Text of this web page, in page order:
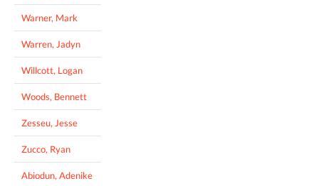
Warner, Mark
Warren, Jadyn
Willcott, Logan
Woods, Bennett
Zesseu, Jesse
Zucco, Ryan
Abiodun, Adenike